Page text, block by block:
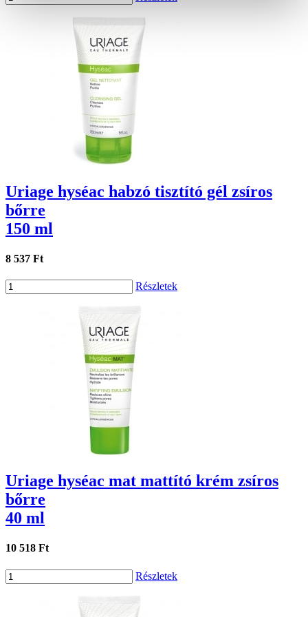
Uriage hyséac habzó tisztító gél zsíros
bőrre
150 ml
8 537 Ft
Részletek
Uriage hyséac mat mattító krém zsíros
bőrre
40 ml
10 518 Ft
Részletek